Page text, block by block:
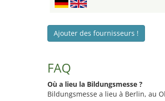
Ajouter des fournisseurs !
FAQ
Où a lieu la Bildungsmesse ?
Bildungsmesse a lieu à Berlin, au